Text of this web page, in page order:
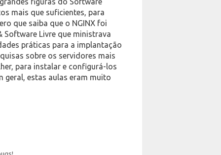
mais que suficientes, para
que saiba que o NGINX foi
Software Livre que ministrava
práticas para a implantação
sobre os servidores mais
para instalar e configurá-los
geral, estas aulas eram muito